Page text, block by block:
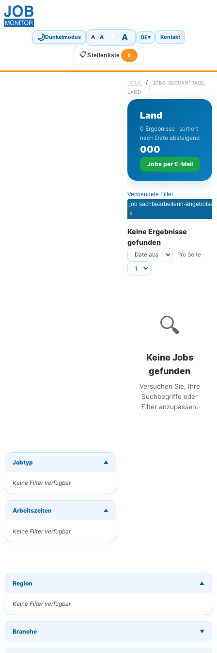
🌙Dunkelmodus A A A DE▾ Kontakt
📋Stellenliste 0
HOME /
JOBS: SUCHANFRAGE,
LAND
Land
0 Ergebnisse · sortiert
nach Date absteigend
000
Jobs per E-Mail
Verwendete Filter
job sachbearbeiterin-
x
Keine Ergebnisse
gefunden
Pro Seite
🔍
Keine Jobs
gefunden
Versuchen Sie, Ihre
Suchbegriffe oder
Filter anzupassen.
Jobtyp ▼
Keine Filter verfügbar
Arbeitszeiten ▼
Keine Filter verfügbar
Region ▼
Keine Filter verfügbar
Branche ▼